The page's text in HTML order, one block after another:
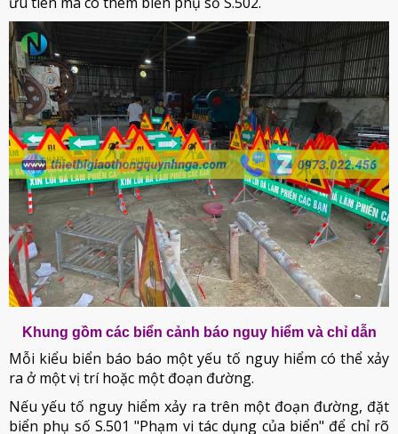
Khung gồm các biển cảnh báo nguy hiểm và chỉ dẫn
Mỗi kiểu biển báo báo một yếu tố nguy hiểm có thể xảy
ra ở một vị trí hoặc một đoạn đường.
Nếu yếu tố nguy hiểm xảy ra trên một đoạn đường, đặt
biển phụ số S.501 "Phạm vi tác dụng của biển" để chỉ rõ